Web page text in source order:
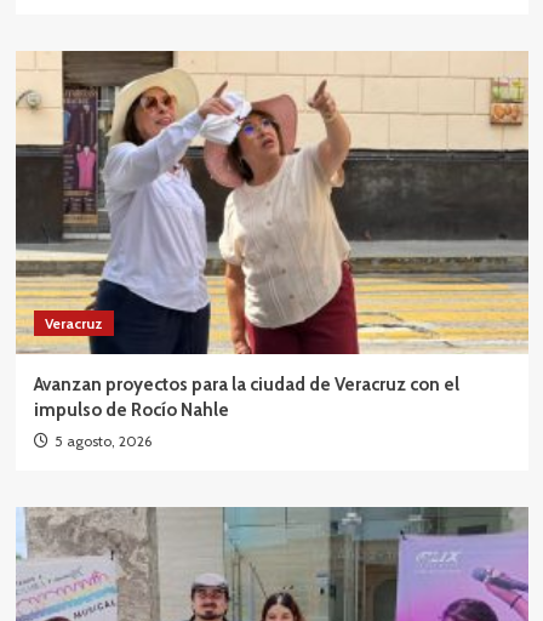
Veracruz
Avanzan proyectos para la ciudad de Veracruz con el
impulso de Rocío Nahle
5 agosto, 2026